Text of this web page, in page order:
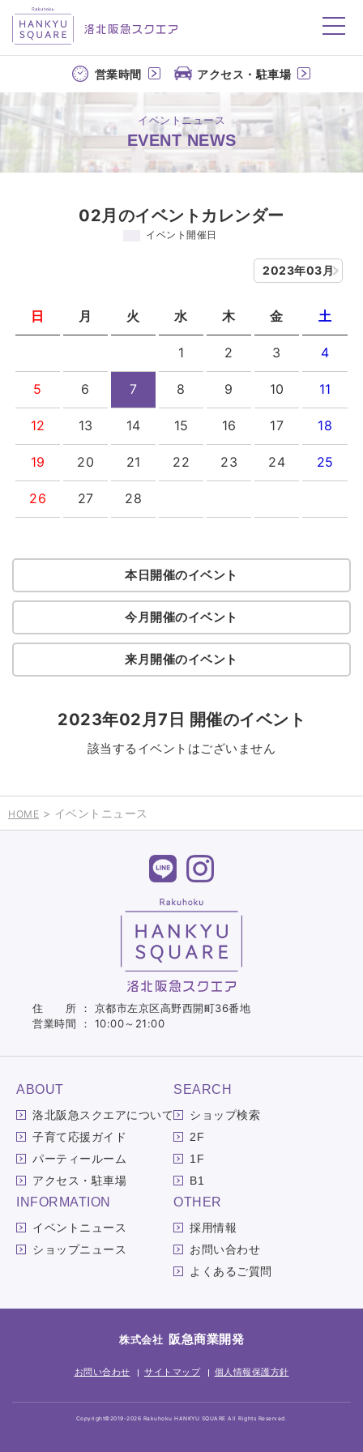
洛北阪急スクエア
営業時間 アクセス・駐車場
イベントニュース
EVENT NEWS
02月のイベントカレンダー
イベント開催日
2023年03月
日 月 火 水 木 金 土
1 2 3 4
5 6 7 8 9 10 11
12 13 14 15 16 17 18
19 20 21 22 23 24 25
26 27 28
本日開催のイベント
今月開催のイベント
来月開催のイベント
2023年02月7日 開催のイベント
該当するイベントはございません
HOME > イベントニュース
住 所 ： 京都市左京区高野西開町36番地
営業時間 ： 10:00～21:00
ABOUT
洛北阪急スクエアについて
子育て応援ガイド
パーティールーム
アクセス・駐車場
SEARCH
ショップ検索
2F
1F
B1
INFORMATION
イベントニュース
ショップニュース
OTHER
採用情報
お問い合わせ
よくあるご質問
株式会社 阪急商業開発
お問い合わせ サイトマップ 個人情報保護方針
Copyright©2019-2026 Rakuhoku HANKYU SQUARE All Rights Reserved.